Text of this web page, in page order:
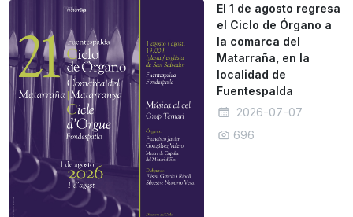
El 1 de agosto regresa
el Ciclo de Órgano a
la comarca del
Matarraña, en la
localidad de
Fuentespalda
2026-07-07
696